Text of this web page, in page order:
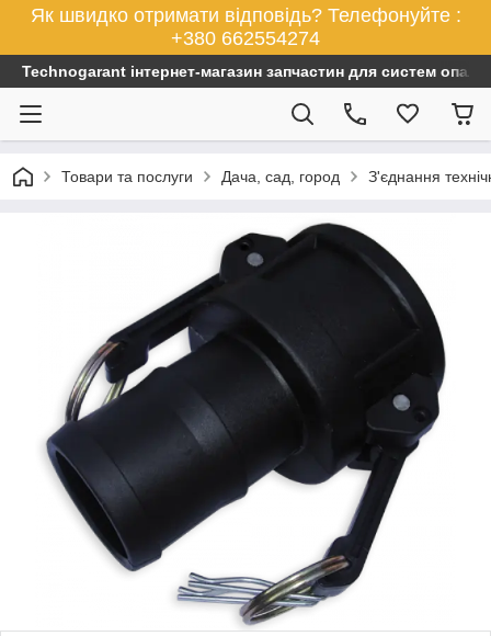
Як швидко отримати відповідь? Телефонуйте :
+380 662554274
Technogarant інтернет-магазин запчастин для систем
Товари та послуги Дача, сад, город З'єднання